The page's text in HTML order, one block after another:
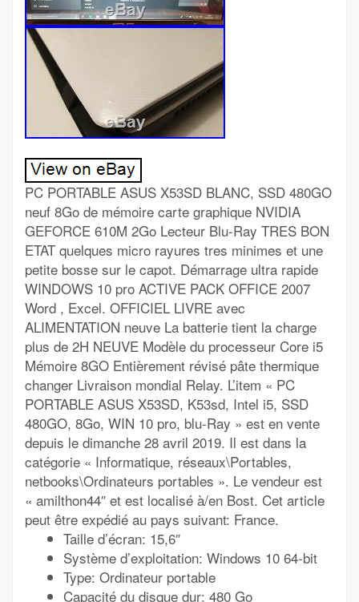
PC PORTABLE ASUS X53SD BLANC, SSD 480GO
neuf 8Go de mémoire carte graphique NVIDIA
GEFORCE 610M 2Go Lecteur Blu-Ray TRES BON
ETAT quelques micro rayures tres minimes et une
petite bosse sur le capot. Démarrage ultra rapide
WINDOWS 10 pro ACTIVE PACK OFFICE 2007
Word , Excel. OFFICIEL LIVRE avec
ALIMENTATION neuve La batterie tient la charge
plus de 2H NEUVE Modèle du processeur Core i5
Mémoire 8GO Entièrement révisé pâte thermique
changer Livraison mondial Relay. L’item « PC
PORTABLE ASUS X53SD, K53sd, Intel i5, SSD
480GO, 8Go, WIN 10 pro, blu-Ray » est en vente
depuis le dimanche 28 avril 2019. Il est dans la
catégorie « Informatique, réseaux\Portables,
netbooks\Ordinateurs portables ». Le vendeur est
« amilthon44″ et est localisé à/en Bost. Cet article
peut être expédié au pays suivant: France.
Taille d’écran: 15,6″
Système d’exploitation: Windows 10 64-bit
Type: Ordinateur portable
Capacité du disque dur: 480 Go